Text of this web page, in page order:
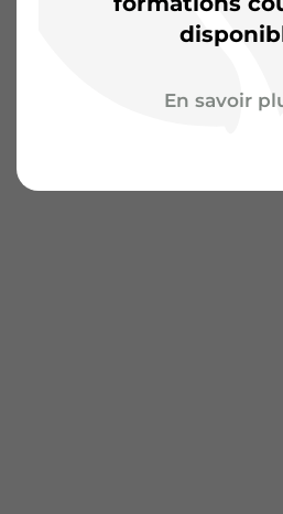
En savoir